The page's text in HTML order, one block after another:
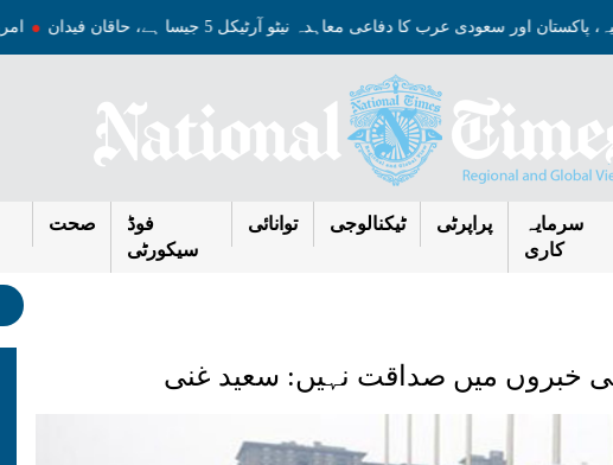
ترکیہ، پاکستان اور سعودی عرب کا دفاعی معاہدہ نیٹو آرٹیکل 5 جیسا ہے، حاقان فیدان
سرمایہ
کاری
پراپرٹی ٹیکنالوجی توانائی
فوڈ
سیکورٹی
صحت